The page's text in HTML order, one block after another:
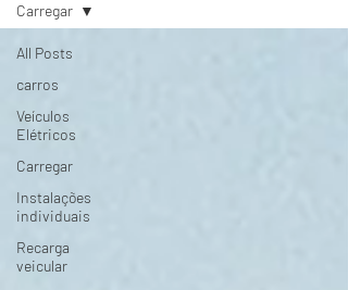
All Posts
carros
Veículos
Elétricos
Carregar
Instalações
individuais
Recarga
veicular
Carregar